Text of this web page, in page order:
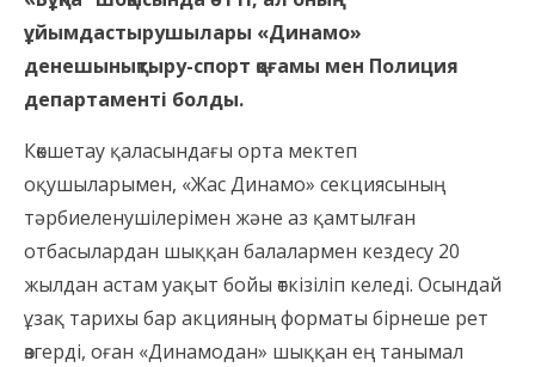
ұйымдастырушылары «Динамо»
денешынықтыру-спорт қоғамы мен Полиция
департаменті болды.
Көкшетау қаласындағы орта мектеп
оқушыларымен, «Жас Динамо» секциясының
тәрбиеленушілерімен және аз қамтылған
отбасылардан шыққан балалармен кездесу 20
жылдан астам уақыт бойы өткізіліп келеді. Осындай
ұзақ тарихы бар акцияның форматы бірнеше рет
өзгерді, оған «Динамодан» шыққан ең танымал